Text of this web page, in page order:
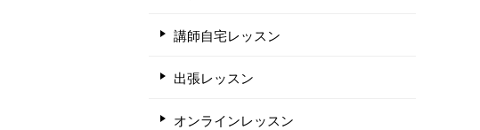
講師自宅レッスン
出張レッスン
オンラインレッスン